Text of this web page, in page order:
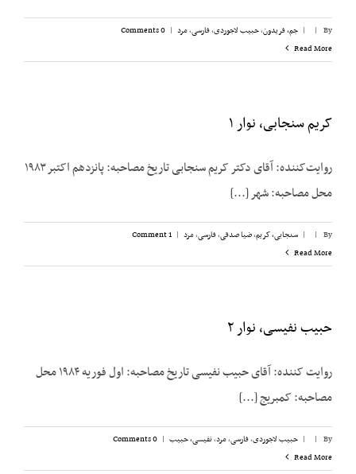
By
|
| جم، فریدون,حبیب لاجوردی,فارسی,مرد |
0 Comments
Read More
کریم سنجابی، نوار ۱
روایت‌‌کننده: آقای دکتر کریم سنجابی تاریخ مصاحبه: پانزدهم اکتبر ۱۹۸۳
محل مصاحبه: شهر [...]
By
|
| سنجابی، کریم,ضیا صدقی,فارسی,مرد |
1 Comment
Read More
حبیب نفیسی، نوار ۲
روایت کننده: آقای حبیب نفیسی تاریخ مصاحبه: اول فوریه ۱۹۸۴ محل
مصاحبه: کمبریج [...]
By
|
| حبیب لاجوردی,فارسی,مرد,نفیسی، حبیب |
0 Comments
Read More